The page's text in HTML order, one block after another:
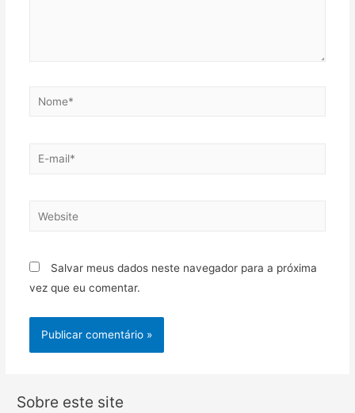
Salvar meus dados neste navegador para a próxima
vez que eu comentar.
Sobre este site